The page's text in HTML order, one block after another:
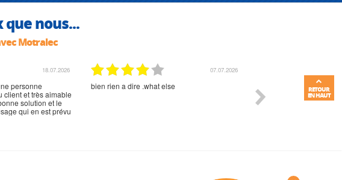
nous...
Motralec
18.07.2026
personne
client et très aimable
solution et le
qui en est prévu
07.07.2026
bien rien a dire .what else RETOUR
EN HAUT